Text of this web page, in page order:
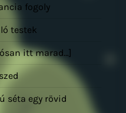
fogoly
testek
itt marad…]
séta egy rövid